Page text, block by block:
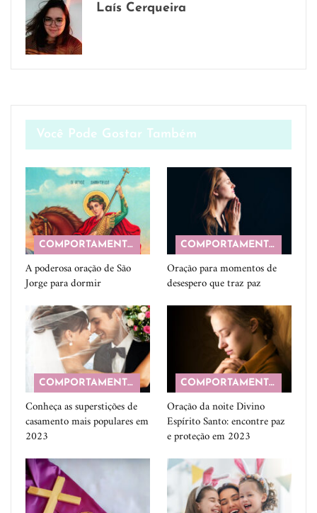
Laís Cerqueira
Você Pode Gostar Também
COMPORTAMENTO
A poderosa oração de São
Jorge para dormir
COMPORTAMENTO
Oração para momentos de
desespero que traz paz
COMPORTAMENTO
Conheça as superstições de
casamento mais populares em
2023
COMPORTAMENTO
Oração da noite Divino
Espírito Santo: encontre paz
e proteção em 2023